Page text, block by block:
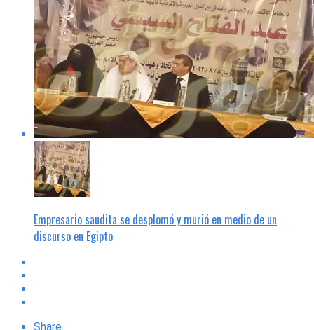
Empresario saudita se desplomó y murió en medio de un
discurso en Egipto
Share